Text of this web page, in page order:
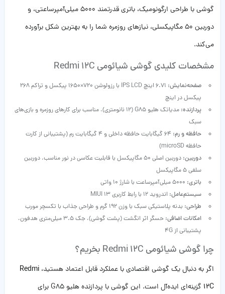
گوشی با طراحی ارگونومیک، باتری قدرتمند 5000 میلی‌آمپرساعتی، و
دوربین 50 مگاپیکسلی، نیازهای روزمره شما را به بهترین شکل برآورده
می‌کند.
مشخصات کلیدی گوشی شیائومی Redmi 12C
صفحه‌نمایش:
6.71 اینچ IPS LCD با رزولوشن 720×1650 پیکسل و تراکم 268
پیکسل در اینچ
پردازنده:
مدیاتک هلیو G85 (12 نانومتری)، مناسب برای کارهای روزمره و بازی‌های
سبک
حافظه و رم:
64 گیگابایت حافظه داخلی و 4 گیگابایت رم (پشتیبانی از کارت
حافظه microSD)
دوربین:
دوربین اصلی 50 مگاپیکسل با قابلیت عکاسی در نور مناسب، دوربین
سلفی 5 مگاپیکسل
باتری:
سیستم‌عامل: اندروید 12 با رابط کاربری MIUI 13
طراحی: بدنه پلاستیکی سبک با وزن 192 گرم و طراحی جذاب با تکسچر مورب
امکانات اضافی:
حسگر اثر انگشت (پشت گوشی)، جک 3.5 میلی‌متری هدفون،
پشتیبانی از 4G
چرا گوشی شیائومی Redmi 12C بخریم؟
اگر به دنبال یک گوشی اقتصادی با عملکرد قابل اعتماد هستید، Redmi
12C
گزینه‌ای ایده‌آل است. این گوشی با پردازنده هلیو G85 برای